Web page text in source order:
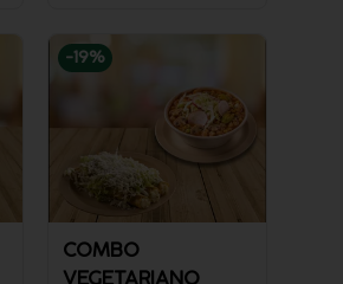
-19%
COMBO
VEGETARIANO